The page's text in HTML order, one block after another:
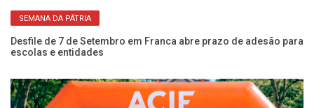
SEMANA DA PÁTRIA
Desfile de 7 de Setembro em Franca abre prazo de adesão para
escolas e entidades